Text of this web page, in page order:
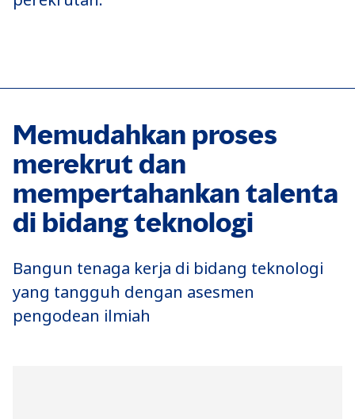
Memudahkan proses
merekrut dan
mempertahankan talenta
di bidang teknologi
Bangun tenaga kerja di bidang teknologi
yang tangguh dengan asesmen
pengodean ilmiah